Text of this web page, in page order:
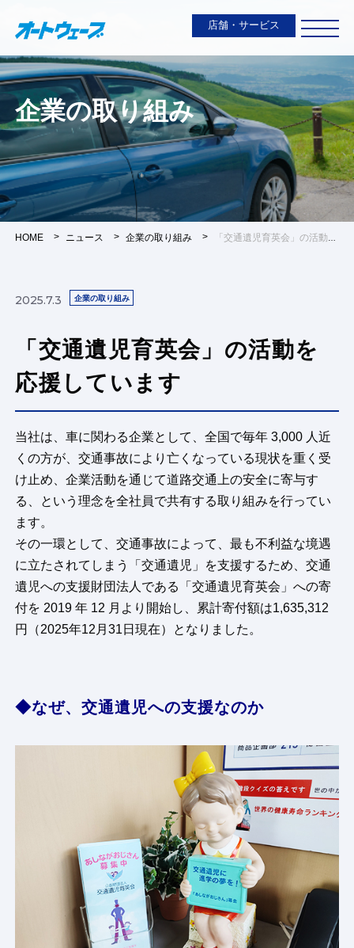
店舗・サービス
企業の取り組み
HOME ニュース 企業の取り組み 「交通遺児育英会」の活動を応援しています
2025.7.3 企業の取り組み
「交通遺児育英会」の活動を
応援しています
当社は、車に関わる企業として、全国で毎年 3,000 人近
くの方が、交通事故により亡くなっている現状を重く受
け止め、企業活動を通じて道路交通上の安全に寄与す
る、という理念を全社員で共有する取り組みを行ってい
ます。
その一環として、交通事故によって、最も不利益な境遇
に立たされてしまう「交通遺児」を支援するため、交通
遺児への支援財団法人である「交通遺児育英会」への寄
付を 2019 年 12 月より開始し、累計寄付額は1,635,312
円（2025年12月31日現在）となりました。
◆なぜ、交通遺児への支援なのか